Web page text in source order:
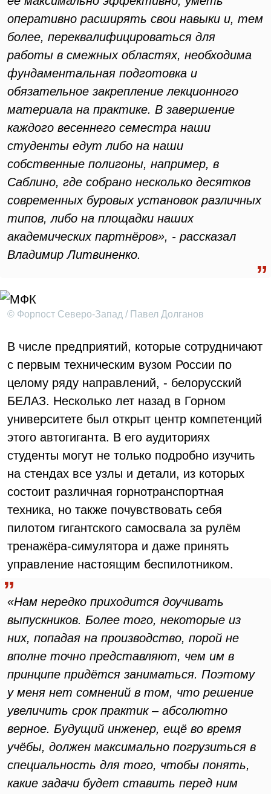
оперативно расширять свои навыки и, тем
более, переквалифицироваться для
работы в смежных областях, необходима
фундаментальная подготовка и
обязательное закрепление лекционного
материала на практике. В завершение
каждого весеннего семестра наши
студенты едут либо на наши
собственные полигоны, например, в
Саблино, где собрано несколько десятков
современных буровых установок различных
типов, либо на площадки наших
академических партнёров», - рассказал
Владимир Литвиненко.
© Форпост Северо-Запад / Павел Долганов
В числе предприятий, которые сотрудничают
с первым техническим вузом России по
целому ряду направлений, - белорусский
БЕЛАЗ. Несколько лет назад в Горном
университете был открыт центр компетенций
этого автогиганта. В его аудиториях
студенты могут не только подробно изучить
на стендах все узлы и детали, из которых
состоит различная горнотранспортная
техника, но также почувствовать себя
пилотом гигантского самосвала за рулём
тренажёра-симулятора и даже принять
управление настоящим беспилотником.
«Нам нередко приходится доучивать
выпускников. Более того, некоторые из
них, попадая на производство, порой не
вполне точно представляют, чем им в
принципе придётся заниматься. Поэтому
у меня нет сомнений в том, что решение
увеличить срок практик – абсолютно
верное. Будущий инженер, ещё во время
учёбы, должен максимально погрузиться в
специальность для того, чтобы понять,
какие задачи будет ставить перед ним